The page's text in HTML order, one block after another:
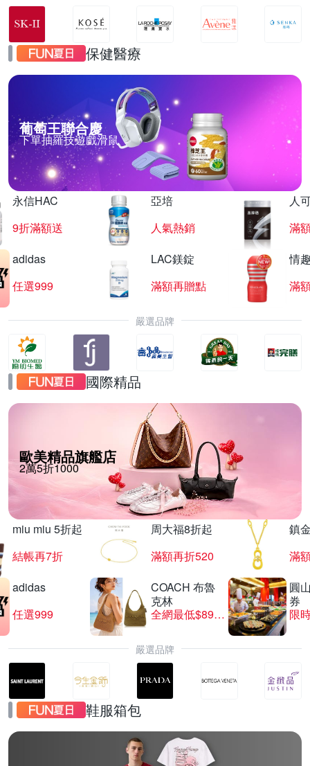
保健醫療
葡萄王聯合慶
下單抽羅技遊戲滑鼠
永信HAC
9折滿額送
亞培
人氣熱銷
人
滿
adidas
任選999
LAC鎂錠
滿額再贈點
情
滿
嚴選品牌
國際精品
歐美精品旗艦店
2萬5折1000
miu miu 5折起
結帳再7折
周大福8折起
滿額再折520
鎮
滿
adidas
任選999
COACH 布魯
克林
全網最低$8999
圓
券
限
嚴選品牌
鞋服箱包